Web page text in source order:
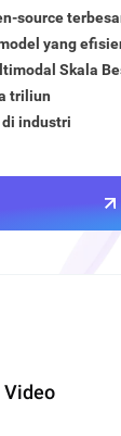
source
yang
Skala
triliun
industri
Video